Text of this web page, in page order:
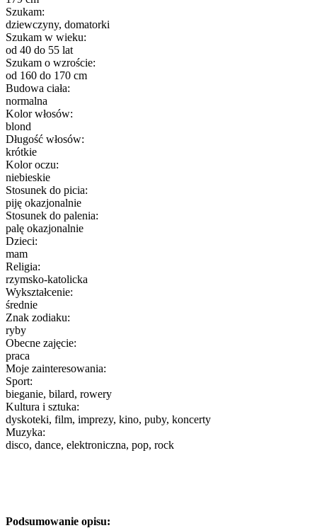
Szukam:
dziewczyny, domatorki
Szukam w wieku:
od 40 do 55 lat
Szukam o wzroście:
od 160 do 170 cm
Budowa ciała:
normalna
Kolor włosów:
blond
Długość włosów:
krótkie
Kolor oczu:
niebieskie
Stosunek do picia:
piję okazjonalnie
Stosunek do palenia:
palę okazjonalnie
Dzieci:
mam
Religia:
rzymsko-katolicka
Wykształcenie:
średnie
Znak zodiaku:
ryby
Obecne zajęcie:
praca
Moje zainteresowania:
Sport:
bieganie, bilard, rowery
Kultura i sztuka:
dyskoteki, film, imprezy, kino, puby, koncerty
Muzyka:
disco, dance, elektroniczna, pop, rock
Podsumowanie opisu: